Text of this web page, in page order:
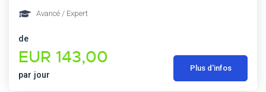
Avancé / Expert
de
EUR 143,00
par jour
Plus d'infos